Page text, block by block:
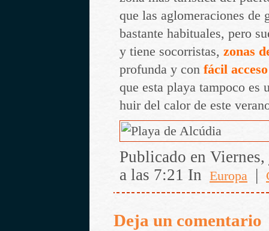
que las aglomeraciones de
bastante habituales, pero
y tiene socorristas, zonas
profunda y con fácil
que esta playa tampoco es
huir del calor de este
Publicado en
a las 7:21 In Europa |
Deja un comentario